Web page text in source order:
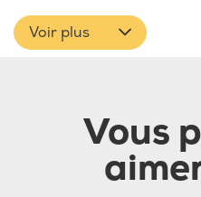
Voir plus
Vous